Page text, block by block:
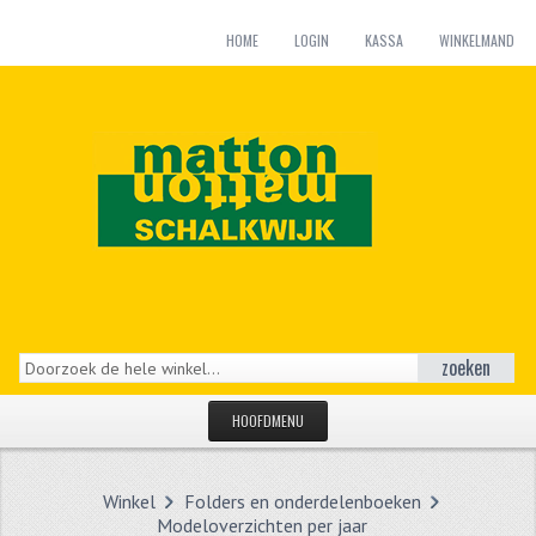
HOME LOGIN KASSA WINKELMAND
zoeken
HOOFDMENU
CATEGORIEËN
Winkel
Folders en onderdelenboeken
Modeloverzichten per jaar